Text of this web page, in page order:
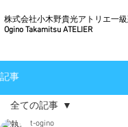
株式会社小木野貴光アトリエ一
Ogino Takamitsu ATELIER
記事
全ての記事
t-ogino